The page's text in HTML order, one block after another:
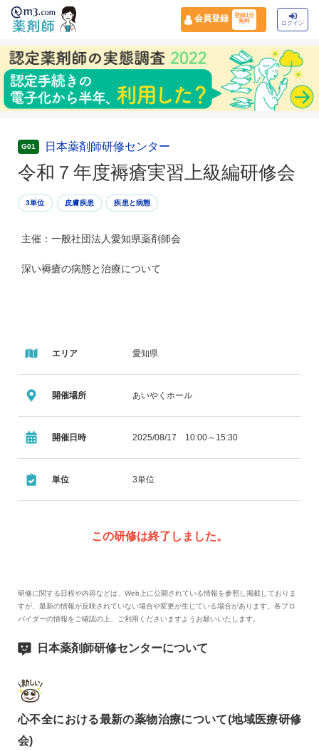
会員登録
登録1分
無料
ログイン
G01 日本薬剤師研修センター
令和７年度褥瘡実習上級編研修会
3単位 皮膚疾患 疾患と病態
主催：一般社団法人愛知県薬剤師会
深い褥瘡の病態と治療について
エリア 愛知県
開催場所 あいやくホール
開催日時 2025/08/17 10:00～15:30
単位 3単位
この研修は終了しました。
研修に関する日程や内容などは、Web上に公開されている情報を参照し掲載しておりま
すが、最新の情報が反映されていない場合や変更が生じている場合があります。各プロ
バイダーの情報をご確認の上、ご利用くださいますようお願いいたします。
日本薬剤師研修センターについて
心不全における最新の薬物治療について(地域医療研修
会)